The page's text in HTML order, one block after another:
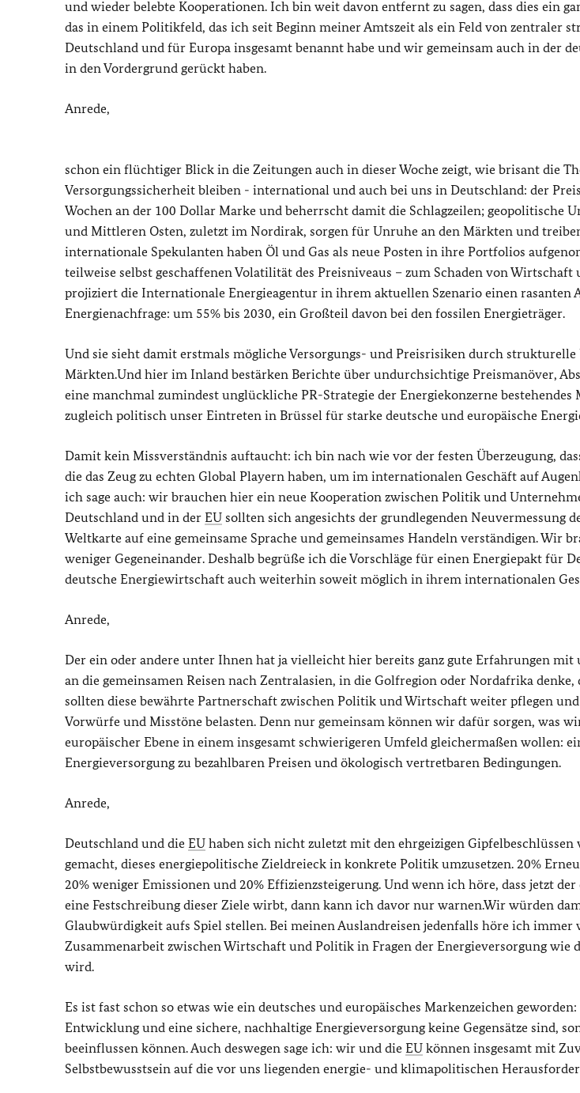
und wieder belebte Kooperationen. Ich bin weit davon entfernt zu sagen, dass dies ein
das in einem Politikfeld, das ich seit Beginn meiner Amtszeit als ein Feld von zentraler
Deutschland und für Europa insgesamt benannt habe und wir gemeinsam auch in der
in den Vordergrund gerückt haben.
Anrede,
schon ein flüchtiger Blick in die Zeitungen auch in dieser Woche zeigt, wie brisant die
Versorgungssicherheit bleiben - international und auch bei uns in Deutschland: der
Wochen an der 100 Dollar Marke und beherrscht damit die Schlagzeilen; geopolitische
und Mittleren Osten, zuletzt im Nordirak, sorgen für Unruhe an den Märkten und
internationale Spekulanten haben Öl und Gas als neue Posten in ihre Portfolios
teilweise selbst geschaffenen Volatilität des Preisniveaus – zum Schaden von
projiziert die Internationale Energieagentur in ihrem aktuellen Szenario einen rasanten
Energienachfrage: um 55% bis 2030, ein Großteil davon bei den fossilen Energieträger.
Und sie sieht damit erstmals mögliche Versorgungs- und Preisrisiken durch
Märkten.Und hier im Inland bestärken Berichte über undurchsichtige Preismanöver,
eine manchmal zumindest unglückliche PR-Strategie der Energiekonzerne
zugleich politisch unser Eintreten in Brüssel für starke deutsche und europäische
Damit kein Missverständnis auftaucht: ich bin nach wie vor der festen Überzeugung,
die das Zeug zu echten Global Playern haben, um im internationalen Geschäft auf
ich sage auch: wir brauchen hier ein neue Kooperation zwischen Politik und
Deutschland und in der EU sollten sich angesichts der grundlegenden Neuvermessung
Weltkarte auf eine gemeinsame Sprache und gemeinsames Handeln verständigen. Wir
weniger Gegeneinander. Deshalb begrüße ich die Vorschläge für einen Energiepakt für
deutsche Energiewirtschaft auch weiterhin soweit möglich in ihrem internationalen
Anrede,
Der ein oder andere unter Ihnen hat ja vielleicht hier bereits ganz gute Erfahrungen mit
an die gemeinsamen Reisen nach Zentralasien, in die Golfregion oder Nordafrika denke,
sollten diese bewährte Partnerschaft zwischen Politik und Wirtschaft weiter pflegen
Vorwürfe und Misstöne belasten. Denn nur gemeinsam können wir dafür sorgen, was
europäischer Ebene in einem insgesamt schwierigeren Umfeld gleichermaßen wollen:
Energieversorgung zu bezahlbaren Preisen und ökologisch vertretbaren Bedingungen.
Anrede,
Deutschland und die EU haben sich nicht zuletzt mit den ehrgeizigen Gipfelbeschlüssen
gemacht, dieses energiepolitische Zieldreieck in konkrete Politik umzusetzen. 20%
20% weniger Emissionen und 20% Effizienzsteigerung. Und wenn ich höre, dass jetzt der
eine Festschreibung dieser Ziele wirbt, dann kann ich davor nur warnen.Wir würden
Glaubwürdigkeit aufs Spiel stellen. Bei meinen Auslandreisen jedenfalls höre ich immer
Zusammenarbeit zwischen Wirtschaft und Politik in Fragen der Energieversorgung wie
wird.
Es ist fast schon so etwas wie ein deutsches und europäisches Markenzeichen
Entwicklung und eine sichere, nachhaltige Energieversorgung keine Gegensätze sind,
beeinflussen können. Auch deswegen sage ich: wir und die EU können insgesamt mit
Selbstbewusstsein auf die vor uns liegenden energie- und klimapolitischen